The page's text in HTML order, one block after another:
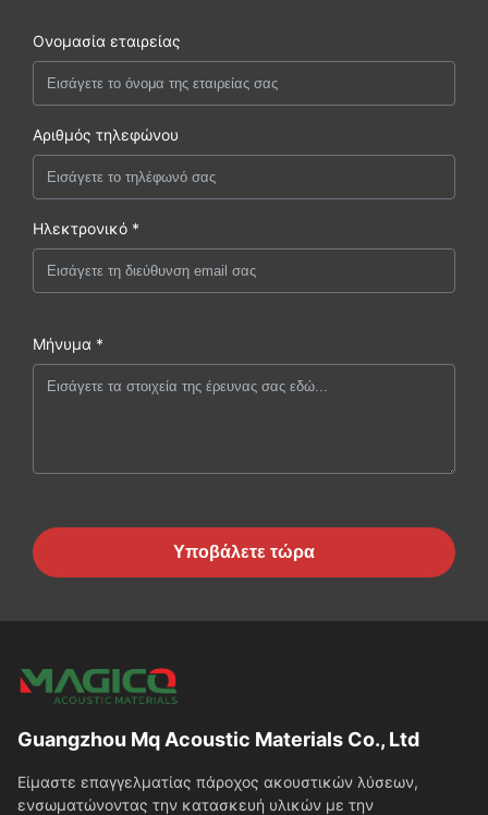
Ονομασία εταιρείας
Αριθμός τηλεφώνου
Ηλεκτρονικό *
Μήνυμα *
Υποβάλετε τώρα
Guangzhou Mq Acoustic Materials Co., Ltd
Είμαστε επαγγελματίας πάροχος ακουστικών λύσεων,
ενσωματώνοντας την κατασκευή υλικών με την